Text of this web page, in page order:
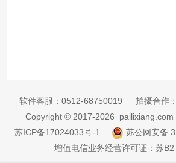
软件客服： 0512-68750019 拍摄合作：
Copyright © 2017-2026 pailixiang.com
苏ICP备17024033号-1
苏公网安备
增值电信业务经营许可证：苏